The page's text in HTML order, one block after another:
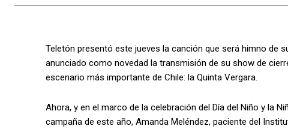
Teletón presentó este jueves la canción que será himno de
anunciado como novedad la transmisión de su show de
escenario más importante de Chile: la Quinta Vergara.
Ahora, y en el marco de la celebración del Día del Niño y la
campaña de este año, Amanda Meléndez, paciente del